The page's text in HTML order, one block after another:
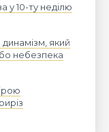
у 10-ту неділю
який
небезпека